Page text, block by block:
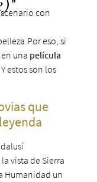
con
eso, si
una película
estos son los
que
vista de Sierra
Humanidad un